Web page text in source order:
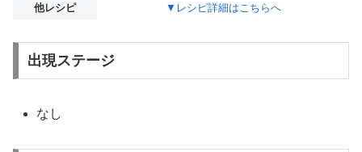
他レシピ
▼レシピ詳細はこちらへ
出現ステージ
なし